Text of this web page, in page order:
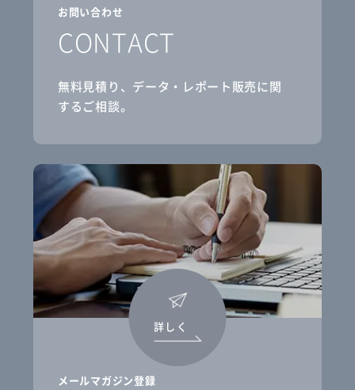
お問い合わせ
CONTACT
無料見積り、データ・レポート販売に関
するご相談。
メールマガジン登録
詳しく